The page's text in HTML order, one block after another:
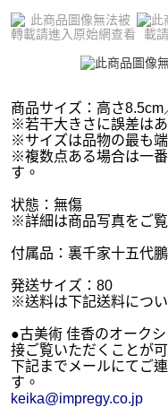
商品サイズ：高さ
※若干大きさに誤差はあ
※サイズは品物の最も
※複数点ある場合は一
す。
状態：無傷
※詳細は商品写真をご
付属品：裏千家十五代
発送サイズ：80
※送料は下記送料につ
●古美術 佳香のオーク
接ご覧いただくことが
下記までメールにてご
す。
keika@impregy.co.jp